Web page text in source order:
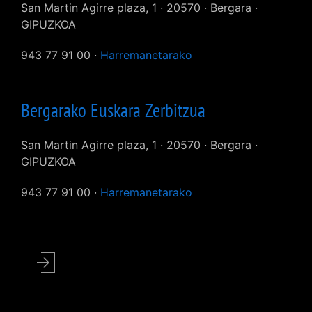
San Martin Agirre plaza, 1 · 20570 · Bergara ·
GIPUZKOA
943 77 91 00 · Harremanetarako
Bergarako Euskara Zerbitzua
San Martin Agirre plaza, 1 · 20570 · Bergara ·
GIPUZKOA
943 77 91 00 · Harremanetarako
User
account